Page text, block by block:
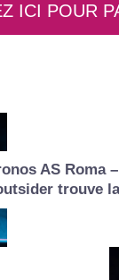
ICI POUR
AS Roma
trouve